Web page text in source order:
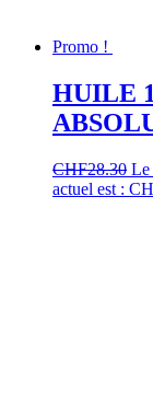
Promo !
HUILE
CHF28.30 Le
actuel est :